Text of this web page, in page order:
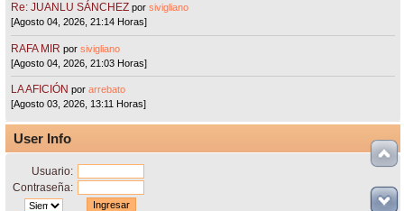
Re: JUANLU SÁNCHEZ porsivigliano
[Agosto 04, 2026, 21:14 Horas]
RAFA MIR porsivigliano
[Agosto 04, 2026, 21:03 Horas]
LA AFICIÓN porarrebato
[Agosto 03, 2026, 13:11 Horas]
User Info
Usuario:
Contraseña: